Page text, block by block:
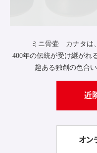
ミニ骨壷 カナタは
400年の伝統が受け継がれ
趣ある独創の色合
近
オン